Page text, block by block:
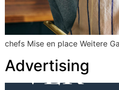
chefs Mise en place Weitere
Advertising